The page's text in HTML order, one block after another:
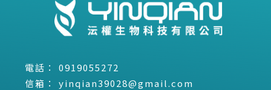
0919055272
yinqian39028@gmail.com